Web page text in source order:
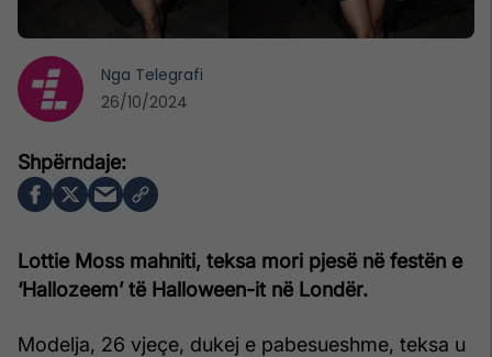
Lottie Moss mahniti, teksa mori pjesë në festën e
‘Hallozeem’ të Halloween-it në Londër.
Modelja, 26 vjeçe, dukej e pabesueshme, teksa u
Nga Telegrafi
26/10/2024